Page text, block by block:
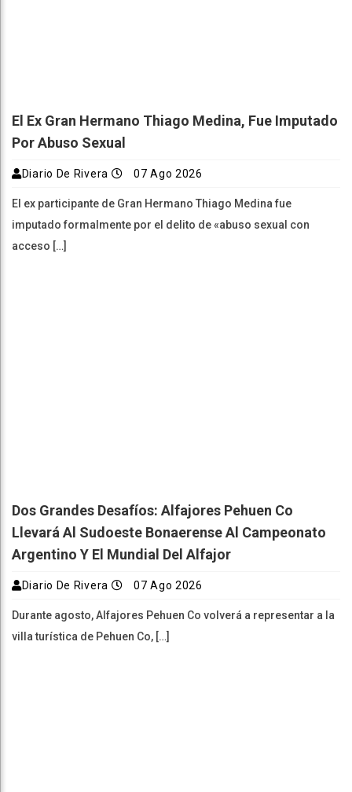
El Ex Gran Hermano Thiago Medina, Fue Imputado
Por Abuso Sexual
Diario De Rivera 07 Ago 2026
El ex participante de Gran Hermano Thiago Medina fue
imputado formalmente por el delito de «abuso sexual con
acceso […]
Dos Grandes Desafíos: Alfajores Pehuen Co
Llevará Al Sudoeste Bonaerense Al Campeonato
Argentino Y El Mundial Del Alfajor
Diario De Rivera 07 Ago 2026
Durante agosto, Alfajores Pehuen Co volverá a representar a la
villa turística de Pehuen Co, […]